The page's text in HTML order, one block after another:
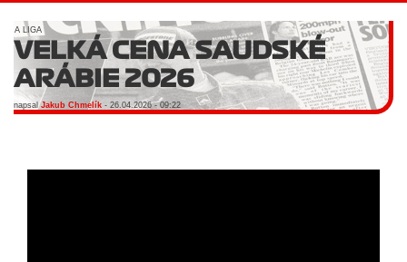
A LIGA
VELKÁ CENA SAUDSKÉ
ARÁBIE 2026
napsalJakub Chmelík - 26.04.2026 - 09:22